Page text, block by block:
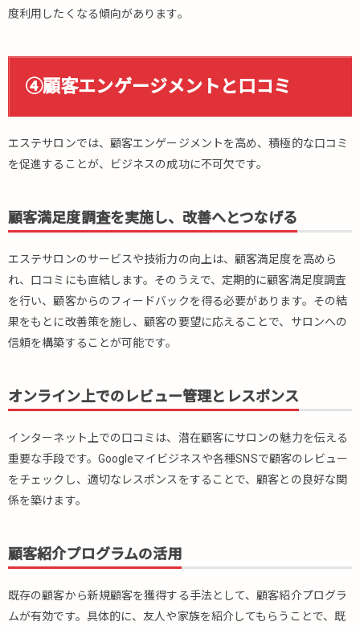
度利用したくなる傾向があります。
④顧客エンゲージメントと口コミ
エステサロンでは、顧客エンゲージメントを高め、積極的な口コミ
を促進することが、ビジネスの成功に不可欠です。
顧客満足度調査を実施し、改善へとつなげる
エステサロンのサービスや技術力の向上は、顧客満足度を高めら
れ、口コミにも直結します。そのうえで、定期的に顧客満足度調査
を行い、顧客からのフィードバックを得る必要があります。その結
果をもとに改善策を施し、顧客の要望に応えることで、サロンへの
信頼を構築することが可能です。
オンライン上でのレビュー管理とレスポンス
インターネット上での口コミは、潜在顧客にサロンの魅力を伝える
重要な手段です。Googleマイビジネスや各種SNSで顧客のレビュー
をチェックし、適切なレスポンスをすることで、顧客との良好な関
係を築けます。
顧客紹介プログラムの活用
既存の顧客から新規顧客を獲得する手法として、顧客紹介プログラ
ムが有効です。具体的に、友人や家族を紹介してもらうことで、既